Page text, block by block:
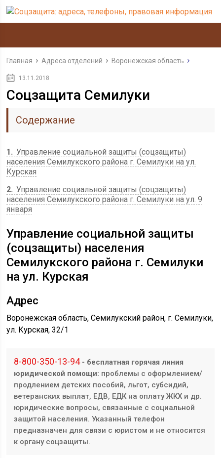
Главная Адреса отделений Воронежская область
13.11.2018
Соцзащита Семилуки
Содержание
1
Управление социальной защиты (соцзащиты)
населения Семилукского района г. Семилуки на ул.
Курская
2 Управление социальной защиты (соцзащиты)
населения Семилукского района г. Семилуки на ул. 9
января
Управление социальной защиты
(соцзащиты) населения
Семилукского района г. Семилуки
на ул. Курская
Адрес
Воронежская область, Семилукский район, г. Семилуки,
ул. Курская, 32/1
8-800-350-13-94- бесплатная горячая линия
юридической помощи: проблемы с оформлением/
продлением детских пособий, льгот, субсидий,
ветеранских выплат, ЕДВ, ЕДК на оплату ЖКХ и др.
юридические вопросы, связанные с социальной
защитой населения. Указанный телефон
предназначен для связи с юристом и не относится
к органу соцзащиты.